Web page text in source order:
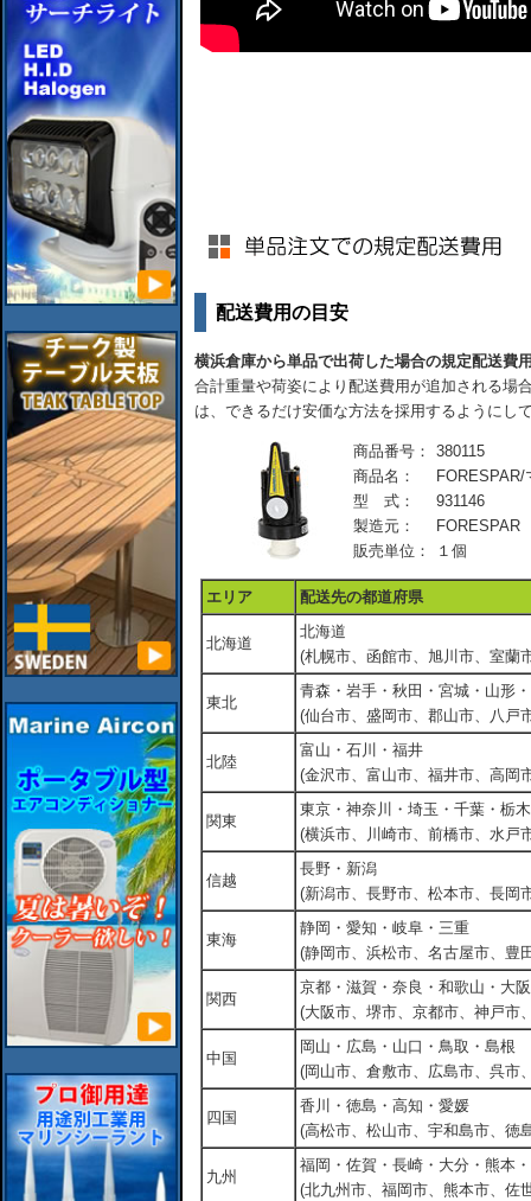
配送費用の目安
横浜倉庫から単品で出荷した場合の規定配送費
合計重量や荷姿により配送費用が追加される場
は、できるだけ安価な方法を採用するようにし
商品番号：
380115
商品名：
FORESPAR/
型 式：
931146
製造元：
FORESPAR
販売単位：
１個
エリア 配送先の都道府県
北海道
北海道
(札幌市、函館市、旭川市、室蘭
東北
青森・岩手・秋田・宮城・山形
(仙台市、盛岡市、郡山市、八戸
北陸
富山・石川・福井
(金沢市、富山市、福井市、高岡
関東
東京・神奈川・埼玉・千葉・栃
(横浜市、川崎市、前橋市、水戸
信越
長野・新潟
(新潟市、長野市、松本市、長岡
東海
静岡・愛知・岐阜・三重
(静岡市、浜松市、名古屋市、豊
関西
京都・滋賀・奈良・和歌山・大
(大阪市、堺市、京都市、神戸市
中国
岡山・広島・山口・鳥取・島根
(岡山市、倉敷市、広島市、呉市
四国
香川・徳島・高知・愛媛
(高松市、松山市、宇和島市、徳
九州
福岡・佐賀・長崎・大分・熊本
(北九州市、福岡市、熊本市、佐